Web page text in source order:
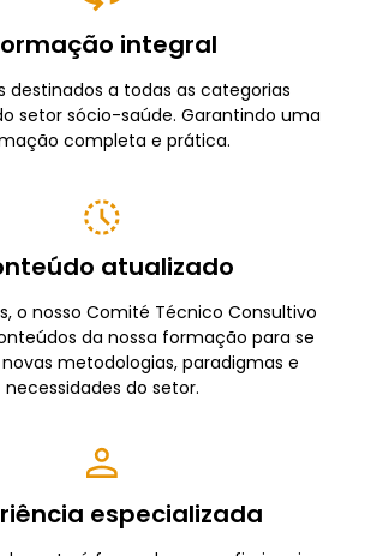
integral
destinados a todas as categorias
setor sócio-saúde. Garantindo uma
completa e prática.
atualizado
o nosso Comité Técnico Consultivo
da nossa formação para se
metodologias, paradigmas e
necessidades do setor.
especializada